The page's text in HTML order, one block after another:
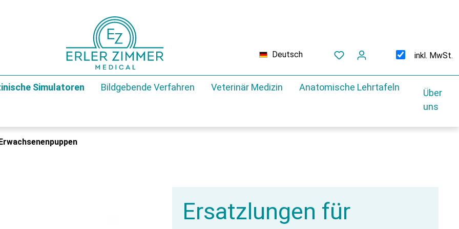
Deutsch inkl. MwSt.
Simulatoren Bildgebende Verfahren Veterinär Medizin Anatomische Lehrtafeln
Über
uns
Ersatzlungen für